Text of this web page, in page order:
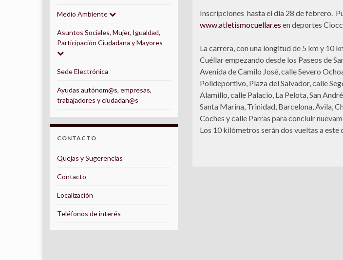
Inscripciones hasta el día 28 de febrero.
www.atletismocuellar.es en deportes
La carrera, con una longitud de 5 km y 10
Cuéllar empezando desde los Paseos de
Avenida de Camilo José, calle Severo
Polideportivo, Plaza del Salvador, calle
Alamillo, calle Palacio, La Pelota, San
Santa Marina, Trinidad, Barcelona, Ávila,
Coches y calle Parras para concluir
Los 10 kilómetros serán dos vueltas a este
Medio Ambiente
Asuntos Sociales, Mujer, Igualdad,
Participación Ciudadana y Mayores
Sede Electrónica
Ayudas autónom@s, empresas,
trabajadores y ciudadan@s
CONTACTO
Quejas y Sugerencias
Contacto
Localización
Teléfonos de interés